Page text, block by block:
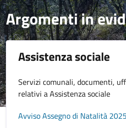
Argomenti in
Assistenza sociale
Servizi comunali, documenti,
relativi a Assistenza sociale
Avviso Assegno di Natalità 2025